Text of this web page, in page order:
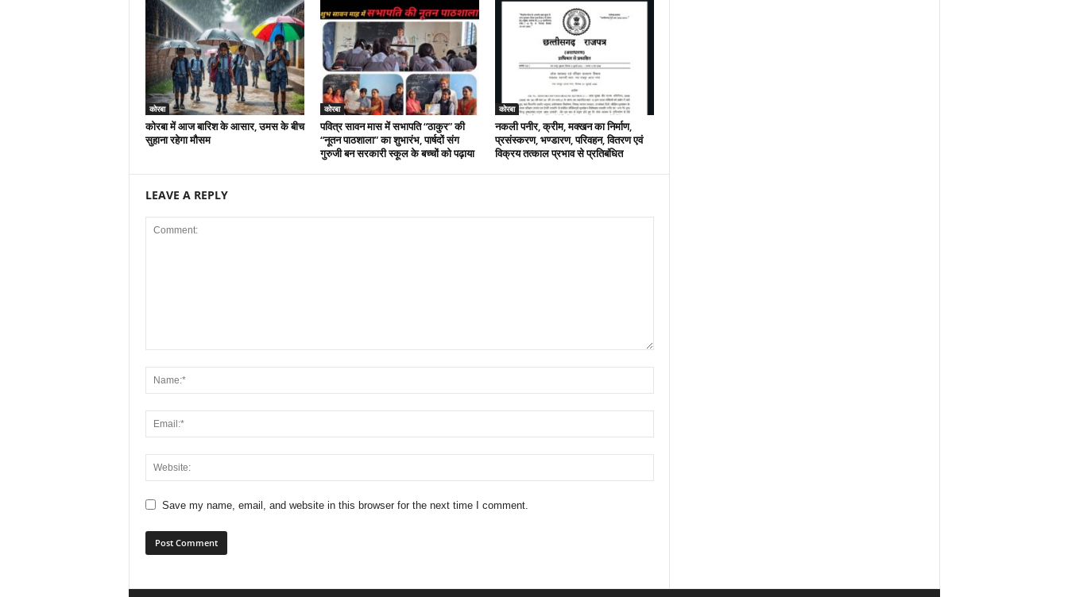
कोरबा
कोरबा में आज बारिश के आसार, उमस के बीच
सुहाना रहेगा मौसम
कोरबा
पवित्र सावन मास में सभापति “ठाकुर” की
“नूतन पाठशाला” का शुभारंभ, पार्षदों संग
गुरुजी बन सरकारी स्कूल के बच्चों को पढ़ाया
कोरबा
नकली पनीर, क्रीम, मक्खन का निर्माण,
प्रसंस्करण, भण्डारण, परिवहन, वितरण एवं
विक्रय तत्काल प्रभाव से प्रतिबंधित
LEAVE A REPLY
Save my name, email, and website in this browser for the next time I comment.